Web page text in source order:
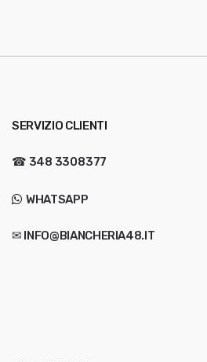
SERVIZIO CLIENTI
☎ 348 3308377
WHATSAPP
✉ INFO@BIANCHERIA48.IT